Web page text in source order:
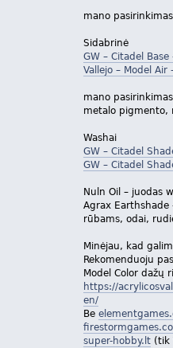
mano
Sidabrinė
GW – Citadel
Vallejo – Model
mano
metalo pigmento,
Washai
GW – Citadel
GW – Citadel
Nuln Oil – juodas
Agrax Earthshade
rūbams, odai,
Minėjau, kad
Rekomenduoju
Model Color dažų
https://
en/
Be
super-hobby.lt(tik